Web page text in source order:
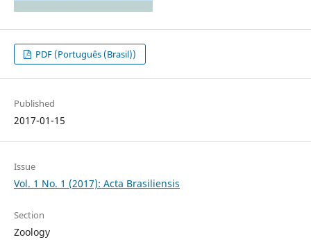
PDF (Português (Brasil))
Published
2017-01-15
Issue
Vol. 1 No. 1 (2017): Acta Brasiliensis
Section
Zoology